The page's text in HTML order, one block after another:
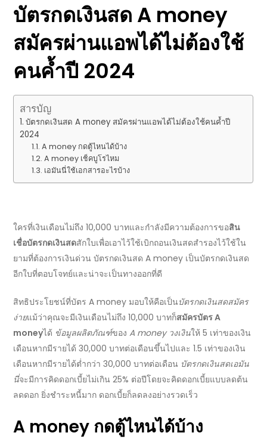
บัตรกดเงินสด A money
สมัครผ่านแอพได้ไม่ต้องใช้
คนค้ำปี 2024
สารบัญ
บัตรกดเงินสด A money สมัครผ่านแอพได้ไม่ต้องใช้คนค้ำปี
2024
A money กดตู้ไหนได้บ้าง
A money เช็คบูโรไหม
เอมันนี่ใช้เอกสารอะไรบ้าง
ใครที่เงินเดือนไม่ถึง 10,000 บาทและกำลังมีความต้องการขอสิน
เชื่อบัตรกดเงินสดสักใบเพื่อเอาไว้ใช้เบิกถอนเงินสดสำรองไว้ใช้ใน
ยามที่ต้องการเงินด่วนบัตรกดเงินสด A money เป็นบัตรกดเงินสด
อีกใบที่ตอบโจทย์และน่าจะเป็นทางออกที่ดี
สิทธิประโยชน์ที่บัตร A money มอบให้คือเป็นบัตรกดเงินสดสมัคร
ง่ายแม้ว่าคุณจะมีเงินเดือนไม่ถึง 10,000 บาทก็สมัครบัตร A
moneyได้ ข้อมูลผลิตภัณฑ์ของA money วงเงินให้ 5 เท่าของเงิน
เดือนหากมีรายได้ 30,000 บาทต่อเดือนขึ้นไปและ 1.5 เท่าของเงิน
เดือนหากมีรายได้ต่ำกว่า 30,000 บาทต่อเดือน บัตรกดเงินสดเอมัน
นี่จะมีการคิดดอกเบี้ยไม่เกิน 25% ต่อปีโดยจะคิดดอกเบี้ยแบบลดต้น
ลดดอก ยิ่งชำระหนี้มาก ดอกเบี้ยก็ลดลงอย่างรวดเร็ว
A money กดตู้ไหนได้บ้าง